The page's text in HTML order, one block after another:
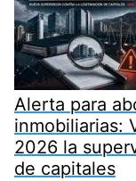
Alerta para
inmobiliarias:
2026 la
de capitales